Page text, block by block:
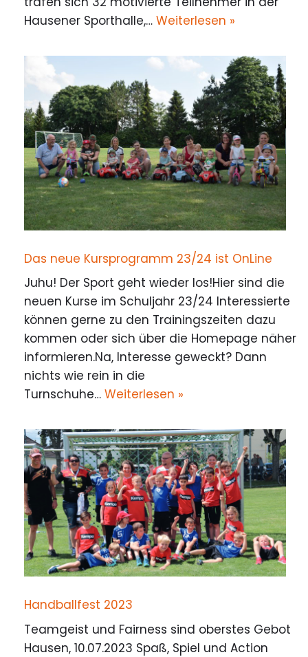
Hausener Sporthalle,… Weiterlesen »
Das neue Kursprogramm 23/24 ist OnLine
Juhu! Der Sport geht wieder los!Hier sind die
neuen Kurse im Schuljahr 23/24 Interessierte
können gerne zu den Trainingszeiten dazu
kommen oder sich über die Homepage näher
informieren.Na, Interesse geweckt? Dann
nichts wie rein in die
Turnschuhe… Weiterlesen »
Handballfest 2023
Teamgeist und Fairness sind oberstes Gebot
Hausen, 10.07.2023 Spaß, Spiel und Action